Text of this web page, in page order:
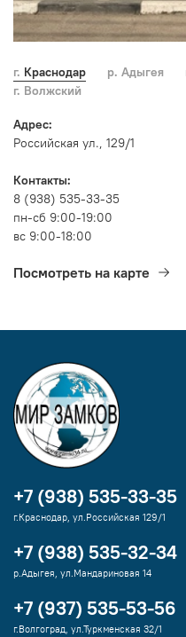
г. Краснодар р. Адыгея
г. Волжский
Адрес:
Российская ул., 129/1
Контакты:
8 (938) 535-33-35
пн-сб 9:00-19:00
вс 9:00-18:00
Посмотреть на карте
+7 (938) 535-33-35
г.Краснодар, ул.Российская 129/1
+7 (938) 535-32-34
р.Адыгея, ул.Мандариновая 14
+7 (937) 535-53-56
г.Волгоград, ул.Туркменская 32/1